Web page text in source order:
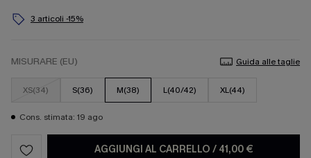
3 articoli -15%
MISURARE (EU) Guida alle taglie
XS(34) S(36) M(38) L(40/42) XL(44)
Cons. stimata: 19 ago
AGGIUNGI AL CARRELLO / 41,00 €